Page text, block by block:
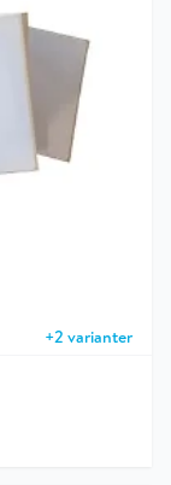
+2 varianter